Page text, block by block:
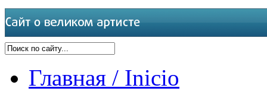
Главная / Inicio